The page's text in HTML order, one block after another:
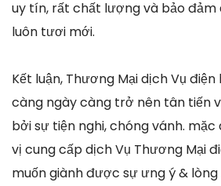
uy tín, rất chất lượng và bảo đảm
luôn tươi mới.
Kết luận, Thương Mại dịch Vụ
càng ngày càng trở nên tân tiến
bởi sự tiện nghi, chóng vánh.
vị cung cấp dịch Vụ Thương Mại
muốn giành được sự ưng ý &